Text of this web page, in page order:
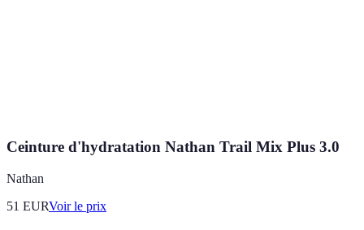
Ceinture d'hydratation Nathan Trail Mix Plus 3.0
Nathan
51 EURVoir le prix